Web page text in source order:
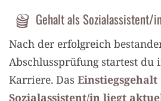
Gehalt als Sozialassistent/in
Nach der erfolgreich
Abschlussprüfung startest du
Karriere. Das Einstiegsgehalt
Sozialassistent/in liegt